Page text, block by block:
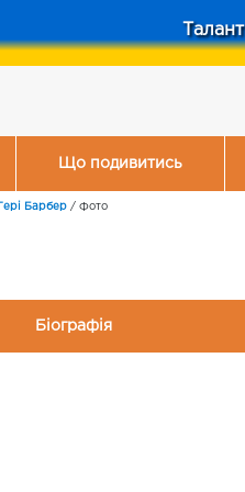
Що подивитись
Гері Барбер / Фото
Біографія